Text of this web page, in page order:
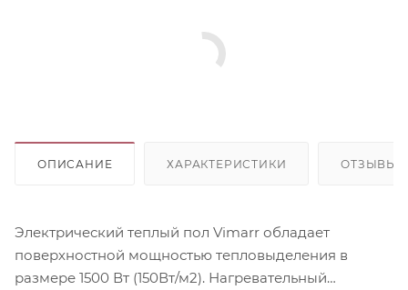
ОПИСАНИЕ ХАРАКТЕРИСТИКИ ОТЗЫВЫ
Электрический теплый пол Vimarr обладает
поверхностной мощностью тепловыделения в
размере 1500 Вт (150Вт/м2). Нагревательный